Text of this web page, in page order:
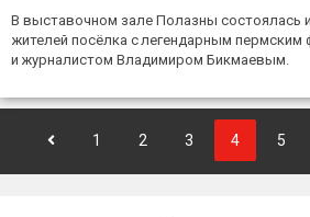
В выставочном зале Полазны состоялась
жителей посёлка с легендарным
и журналистом Владимиром Бикмаевым.
1 2 3 4 5